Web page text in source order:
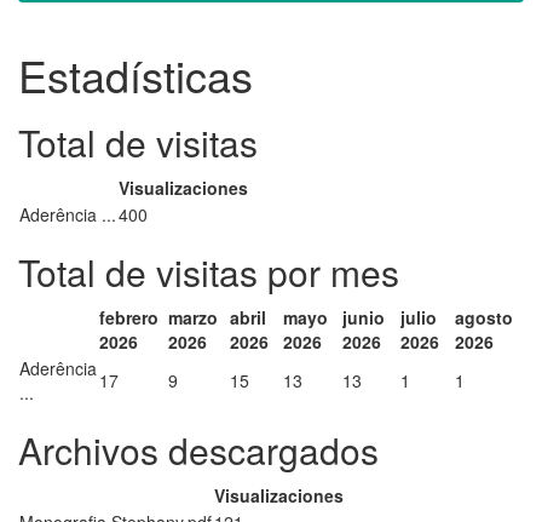
Estadísticas
Total de visitas
Visualizaciones
Aderência ...400
Total de visitas por mes
febrero
2026
marzo
2026
abril
2026
mayo
2026
junio
2026
julio
2026
agosto
2026
Aderência
...
17 9 15 13 13 1 1
Archivos descargados
Visualizaciones